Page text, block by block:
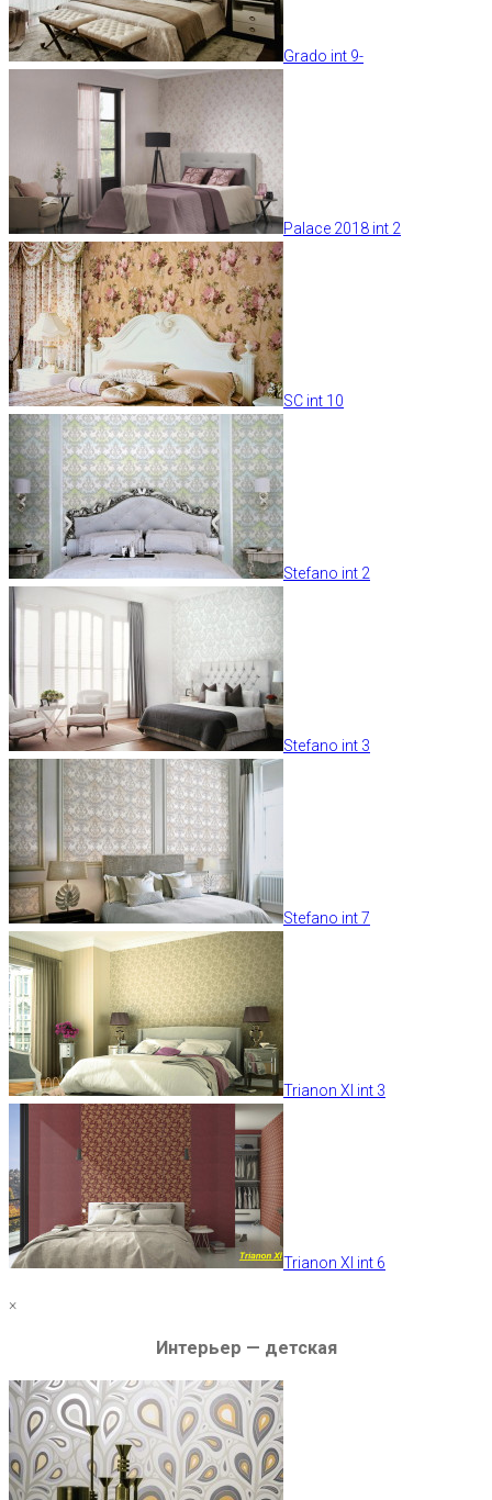
Grado int 9-
Palace 2018 int 2
SC int 10
Stefano int 2
Stefano int 3
Stefano int 7
Trianon XI int 3
Trianon XI int 6
×
Интерьер — детская